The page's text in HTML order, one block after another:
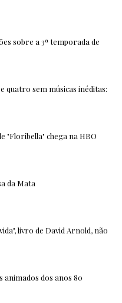
sobre a 3ª temporada de
quatro sem músicas inéditas:
"Floribella" chega na HBO
da Mata
livro de David Arnold, não
animados dos anos 80